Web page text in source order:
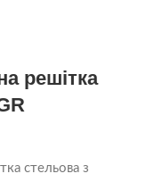
решітка
стельова з